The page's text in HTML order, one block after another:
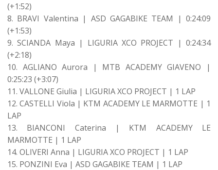
(+1:52)
8. BRAVI Valentina | ASD GAGABIKE TEAM | 0:24:09
(+1:53)
9. SCIANDA Maya | LIGURIA XCO PROJECT | 0:24:34
(+2:18)
10. AGLIANO Aurora | MTB ACADEMY GIAVENO |
0:25:23 (+3:07)
11. VALLONE Giulia | LIGURIA XCO PROJECT | 1 LAP
12. CASTELLI Viola | KTM ACADEMY LE MARMOTTE | 1
LAP
13. BIANCONI Caterina | KTM ACADEMY LE
MARMOTTE | 1 LAP
14. OLIVERI Anna | LIGURIA XCO PROJECT | 1 LAP
15. PONZINI Eva | ASD GAGABIKE TEAM | 1 LAP